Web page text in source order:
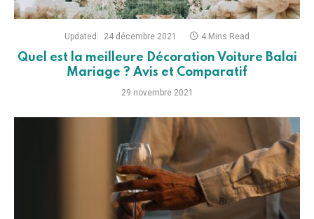
Updated: 24 décembre 2021 4 Mins Read
Quel est la meilleure Décoration Voiture Balai
Mariage ? Avis et Comparatif
29 novembre 2021